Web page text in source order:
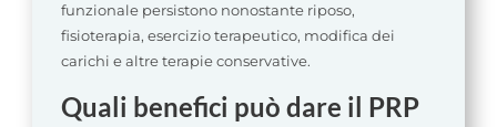
funzionale persistono nonostante riposo,
fisioterapia, esercizio terapeutico, modifica dei
carichi e altre terapie conservative.
Quali benefici può dare il PRP